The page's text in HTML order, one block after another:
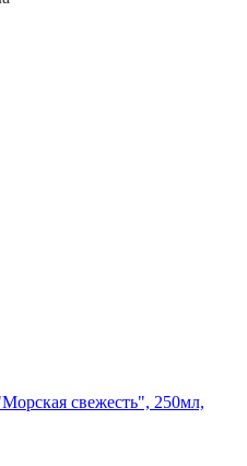
свежесть", 250мл,